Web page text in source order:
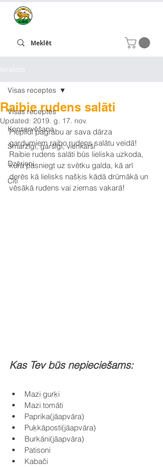
Ieraksts
Visas receptes
Konservēšana
Smaržīgi, garšīgi, vienkārši
Dzērieni
Citi
Visas receptes
Raibie rudens salāti
Updated: 2019. g. 17. nov.
Piepildi pagrabu ar sava dārza
gardumiem raibo rudens salātu veidā!
Raibie rudens salāti būs lieliska uzkoda,
kura pasniegt uz svētku galda, kā arī
derēs kā lielisks našķis kādā drūmākā un
vēsākā rudens vai ziemas vakarā!
Kas Tev būs nepieciešams:
Mazi gurķi
Mazi tomāti
Paprika(jāapvāra)
Puķkāposti(jāapvāra)
Burkāni(jāapvāra)
Patisoni
Kabači